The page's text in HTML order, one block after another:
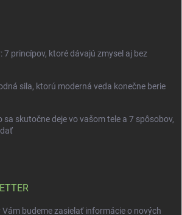
7 princípov, ktoré dávajú zmysel aj bez
sila, ktorú moderná veda konečne berie
skutočne deje vo vašom tele a 7 spôsobov,
Vám budeme zasielať informácie o nových